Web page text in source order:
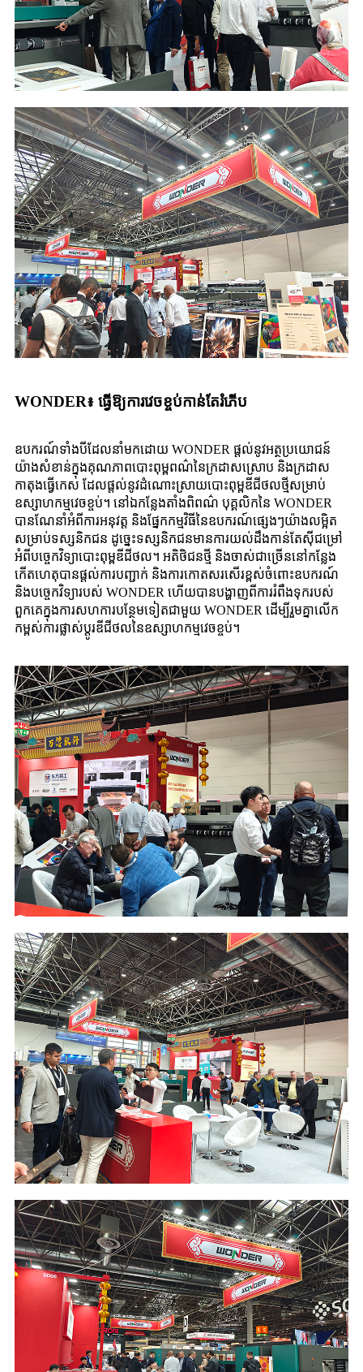
WONDER៖ ធ្វើឱ្យការវេចខ្ចប់កាន់តែរំភើប
ឧបករណ៍ទាំងបីដែលនាំមកដោយ WONDER ផ្តល់នូវអត្ថប្រយោជន៍
យ៉ាងសំខាន់ក្នុងគុណភាពបោះពុម្ពពណ៌នៃក្រដាសស្រោប និងក្រដាស
កាតុងធ្វើកេស ដែលផ្តល់នូវដំណោះស្រាយបោះពុម្ពឌីជីថលថ្មីសម្រាប់
ឧស្សាហកម្មវេចខ្ចប់។ នៅឯកន្លែងតាំងពិពណ៌ បុគ្គលិកនៃ WONDER
បានណែនាំអំពីការអនុវត្ត និងផ្នែកកម្មវិធីនៃឧបករណ៍ផ្សេងៗយ៉ាងលម្អិត
សម្រាប់ទស្សនិកជន ដូច្នេះទស្សនិកជនមានការយល់ដឹងកាន់តែស៊ីជម្រៅ
អំពីបច្ចេកវិទ្យាបោះពុម្ពឌីជីថល។ អតិថិជនថ្មី និងចាស់ជាច្រើននៅកន្លែង
កើតហេតុបានផ្តល់ការបញ្ជាក់ និងការកោតសរសើរខ្ពស់ចំពោះឧបករណ៍
និងបច្ចេកវិទ្យារបស់ WONDER ហើយបានបង្ហាញពីការរំពឹងទុករបស់
ពួកគេក្នុងការសហការបន្ថែមទៀតជាមួយ WONDER ដើម្បីរួមគ្នាលើក
កម្ពស់ការផ្លាស់ប្តូរឌីជីថលនៃឧស្សាហកម្មវេចខ្ចប់។